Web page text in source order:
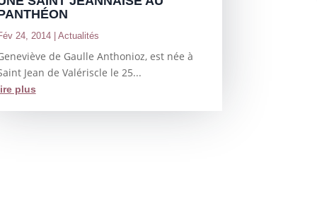
24, 2014| Actualités
de Gaulle Anthonioz, est née à
Jean de Valériscle le 25...
plus